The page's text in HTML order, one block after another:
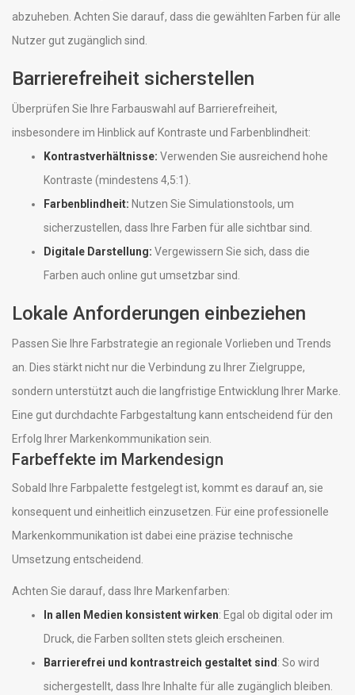
abzuheben. Achten Sie darauf, dass die gewählten Farben für alle
Nutzer gut zugänglich sind.
Barrierefreiheit sicherstellen
Überprüfen Sie Ihre Farbauswahl auf Barrierefreiheit,
insbesondere im Hinblick auf Kontraste und Farbenblindheit:
Kontrastverhältnisse: Verwenden Sie ausreichend hohe
Kontraste (mindestens 4,5:1).
Farbenblindheit: Nutzen Sie Simulationstools, um
sicherzustellen, dass Ihre Farben für alle sichtbar sind.
Digitale Darstellung: Vergewissern Sie sich, dass die
Farben auch online gut umsetzbar sind.
Lokale Anforderungen einbeziehen
Passen Sie Ihre Farbstrategie an regionale Vorlieben und Trends
an. Dies stärkt nicht nur die Verbindung zu Ihrer Zielgruppe,
sondern unterstützt auch die langfristige Entwicklung Ihrer Marke.
Eine gut durchdachte Farbgestaltung kann entscheidend für den
Erfolg Ihrer Markenkommunikation sein.
Farbeffekte im Markendesign
Sobald Ihre Farbpalette festgelegt ist, kommt es darauf an, sie
konsequent und einheitlich einzusetzen. Für eine professionelle
Markenkommunikation ist dabei eine präzise technische
Umsetzung entscheidend.
Achten Sie darauf, dass Ihre Markenfarben:
In allen Medien konsistent wirken: Egal ob digital oder im
Druck, die Farben sollten stets gleich erscheinen.
Barrierefrei und kontrastreich gestaltet sind : So wird
sichergestellt, dass Ihre Inhalte für alle zugänglich bleiben.